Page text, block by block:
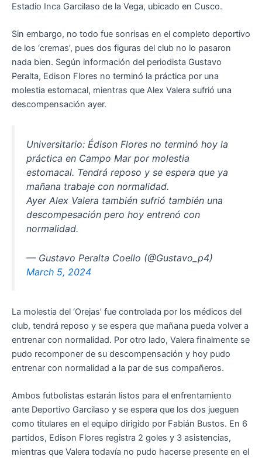
Estadio Inca Garcilaso de la Vega, ubicado en Cusco.
Sin embargo, no todo fue sonrisas en el completo deportivo
de los ‘cremas’, pues dos figuras del club no lo pasaron
nada bien. Según información del periodista Gustavo
Peralta, Edison Flores no terminó la práctica por una
molestia estomacal, mientras que Alex Valera sufrió una
descompensación ayer.
Universitario: Édison Flores no terminó hoy la
práctica en Campo Mar por molestia
estomacal. Tendrá reposo y se espera que ya
mañana trabaje con normalidad.
Ayer Alex Valera también sufrió también una
descompesación pero hoy entrenó con
normalidad.
— Gustavo Peralta Coello (@Gustavo_p4)
March 5, 2024
La molestia del ‘Orejas’ fue controlada por los médicos del
club, tendrá reposo y se espera que mañana pueda volver a
entrenar con normalidad. Por otro lado, Valera finalmente se
pudo recomponer de su descompensación y hoy pudo
entrenar con normalidad a la par de sus compañeros.
Ambos futbolistas estarán listos para el enfrentamiento
ante Deportivo Garcilaso y se espera que los dos jueguen
como titulares en el equipo dirigido por Fabián Bustos. En 6
partidos, Edison Flores registra 2 goles y 3 asistencias,
mientras que Valera todavía no pudo hacerse presente en el